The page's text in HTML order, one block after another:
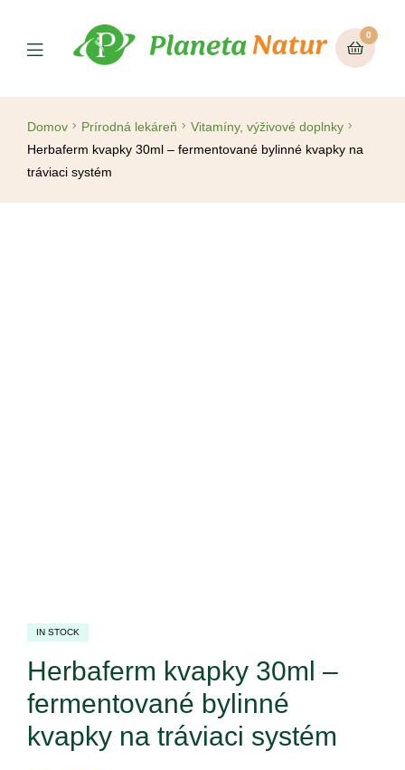
0
Domov Prírodná lekáreň
Vitamíny, výživové doplnky
Herbaferm kvapky 30ml – fermentované bylinné kvapky na
tráviaci systém
IN STOCK
Herbaferm kvapky 30ml –
fermentované bylinné
kvapky na tráviaci systém